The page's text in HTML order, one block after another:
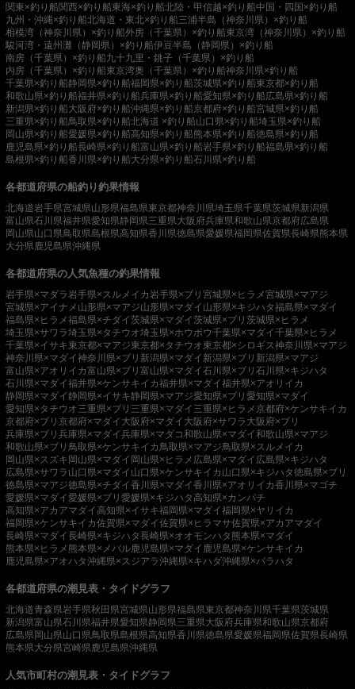
関東×釣り船関西×釣り船東海×釣り船北陸・甲信越×釣り船中国・四国×釣り船
九州・沖縄×釣り船北海道・東北×釣り船三浦半島（神奈川県）×釣り船
相模湾（神奈川県）×釣り船外房（千葉県）×釣り船東京湾（神奈川県）×釣り船
駿河湾・遠州灘（静岡県）×釣り船伊豆半島（静岡県）×釣り船
南房（千葉県）×釣り船九十九里・銚子（千葉県）×釣り船
内房（千葉県）×釣り船東京湾奥（千葉県）×釣り船神奈川県×釣り船
千葉県×釣り船静岡県×釣り船福岡県×釣り船茨城県×釣り船東京都×釣り船
和歌山県×釣り船福井県×釣り船兵庫県×釣り船愛知県×釣り船広島県×釣り船
新潟県×釣り船大阪府×釣り船沖縄県×釣り船京都府×釣り船宮城県×釣り船
三重県×釣り船鳥取県×釣り船北海道 ×釣り船山口県×釣り船埼玉県×釣り船
岡山県×釣り船愛媛県×釣り船高知県×釣り船熊本県×釣り船徳島県×釣り船
鹿児島県×釣り船長崎県×釣り船富山県×釣り船岩手県×釣り船福島県×釣り船
島根県×釣り船香川県×釣り船大分県×釣り船石川県×釣り船
各都道府県の船釣り釣果情報
北海道岩手県宮城県山形県福島県東京都神奈川県埼玉県千葉県茨城県新潟県
富山県石川県福井県愛知県静岡県三重県大阪府兵庫県和歌山県京都府広島県
岡山県山口県鳥取県島根県高知県香川県徳島県愛媛県福岡県佐賀県長崎県熊本県
大分県 鹿児島県沖縄県
各都道府県の人気魚種の釣果情報
岩手県×マダラ 岩手県×スルメイカ 岩手県×ブリ 宮城県×ヒラメ宮城県×マアジ
宮城県×アイナメ 山形県×マアジ山形県×マダイ 山形県×キジハタ福島県×マダイ
福島県×ヒラメ福島県×チダイ茨城県×マダイ茨城県×ブリ 茨城県×ヒラメ
埼玉県×サワラ埼玉県×タチウオ埼玉県×ホウボウ千葉県×マダイ千葉県×ヒラメ
千葉県×イサキ東京都×マアジ東京都×タチウオ東京都×シロギス神奈川県×マアジ
神奈川県×マダイ神奈川県×ブリ 新潟県×マダイ 新潟県×ブリ 新潟県×マアジ
富山県×アオリイカ富山県×ブリ 富山県×マダイ石川県×ブリ 石川県×キジハタ
石川県×マダイ福井県×ケンサキイカ福井県×マダイ福井県×アオリイカ
静岡県×マダイ静岡県×イサキ静岡県×マアジ愛知県×ブリ 愛知県×マダイ
愛知県×タチウオ三重県×ブリ 三重県×マダイ 三重県×ヒラメ京都府×ケンサキイカ
京都府×ブリ 京都府×マダイ 大阪府×マダイ 大阪府×サワラ 大阪府×ブリ
兵庫県×ブリ 兵庫県×マダイ兵庫県×マダコ和歌山県×マダイ和歌山県×マアジ
和歌山県×ブリ 鳥取県×ケンサキイカ 鳥取県×マアジ鳥取県×スルメイカ
岡山県×スズキ岡山県×マダイ 岡山県×ヒラメ 広島県×マダイ 広島県×キジハタ
広島県×サワラ 山口県×マダイ 山口県×ケンサキイカ 山口県×キジハタ徳島県×ブリ
徳島県×マアジ徳島県×チダイ香川県×マダイ香川県×アオリイカ香川県×マゴチ
愛媛県×マダイ愛媛県×ブリ 愛媛県×キジハタ高知県×カンパチ
高知県×アカアマダイ高知県×イサキ福岡県×マダイ福岡県×ヤリイカ
福岡県×ケンサキイカ佐賀県×マダイ佐賀県×ヒラマサ佐賀県×アカアマダイ
長崎県×マダイ長崎県×キジハタ長崎県×オオモンハタ 熊本県×マダイ
熊本県×ヒラメ 熊本県×メバル鹿児島県×マダイ 鹿児島県×ケンサキイカ
鹿児島県×アオハタ沖縄県×スジアラ沖縄県×キハダ沖縄県×バラハタ
各都道府県の潮見表・タイドグラフ
北海道青森県岩手県秋田県宮城県山形県福島県東京都神奈川県千葉県茨城県
新潟県富山県石川県福井県愛知県静岡県三重県大阪府兵庫県和歌山県京都府
広島県岡山県山口県鳥取県島根県高知県香川県徳島県愛媛県福岡県佐賀県長崎県
熊本県大分県宮崎県 鹿児島県沖縄県
人気市町村の潮見表・タイドグラフ